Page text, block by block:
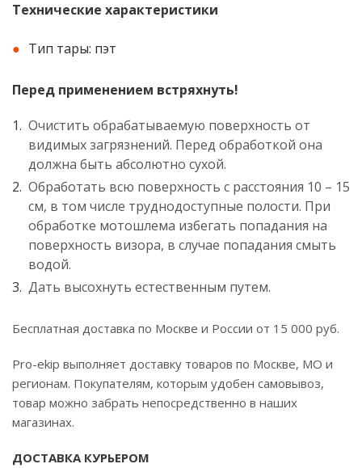
Технические характеристики
Тип тары: пэт
Перед применением встряхнуть!
Очистить обрабатываемую поверхность от
видимых загрязнений. Перед обработкой она
должна быть абсолютно сухой.
Обработать всю поверхность с расстояния 10 – 15
см, в том числе труднодоступные полости. При
обработке мотошлема избегать попадания на
поверхность визора, в случае попадания смыть
водой.
Дать высохнуть естественным путем.
Бесплатная доставка по Москве и России от 15 000 руб.
Pro-ekip выполняет доставку товаров по Москве, МО и
регионам. Покупателям, которым удобен самовывоз,
товар можно забрать непосредственно в наших
магазинах.
ДОСТАВКА КУРЬЕРОМ